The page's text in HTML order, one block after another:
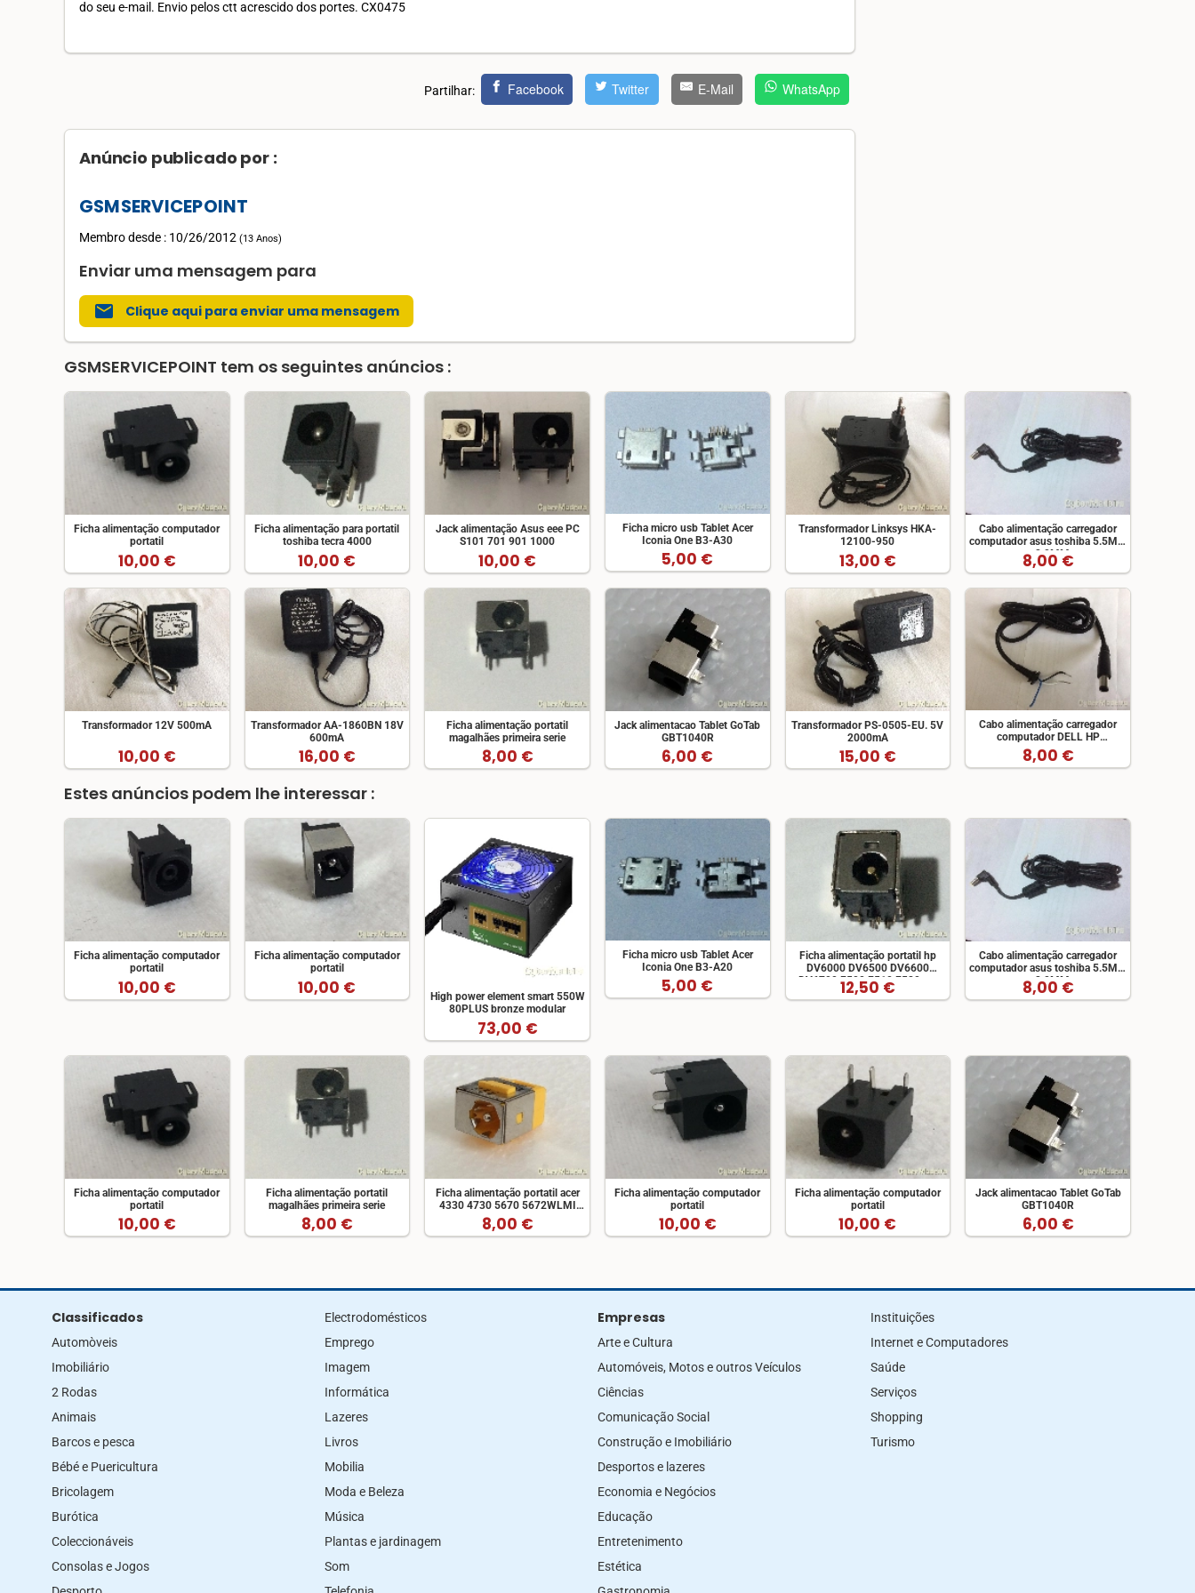
do seu e-mail. Envio pelos ctt acrescido dos portes. CX0475
Partilhar: Facebook Twitter E-Mail WhatsApp
Anúncio publicado por :
GSMSERVICEPOINT
Membro desde : 10/26/2012 (13 Anos)
Enviar uma mensagem para
mail Clique aqui para enviar uma mensagem
GSMSERVICEPOINT tem os seguintes anúncios :
Ficha alimentação computador
portatil
10,00 €
Ficha alimentação para portatil
toshiba tecra 4000
10,00 €
Jack alimentação Asus eee PC
S101 701 901 1000
10,00 €
Ficha micro usb Tablet Acer
Iconia One B3-A30
5,00 €
Transformador Linksys HKA-
12100-950
13,00 €
Cabo alimentação carregador
computador asus toshiba 5.5MM
x 2.0MM
8,00 €
Transformador 12V 500mA
10,00 €
Transformador AA-1860BN 18V
600mA
16,00 €
Ficha alimentação portatil
magalhães primeira serie
8,00 €
Jack alimentacao Tablet GoTab
GBT1040R
6,00 €
Transformador PS-0505-EU. 5V
2000mA
15,00 €
Cabo alimentação carregador
computador DELL HP
7.4x5.0mm x 1.20M
8,00 €
Estes anúncios podem lhe interessar :
Ficha alimentação computador
portatil
10,00 €
Ficha alimentação computador
portatil
10,00 €
High power element smart 550W
80PLUS bronze modular
73,00 €
Ficha micro usb Tablet Acer
Iconia One B3-A20
5,00 €
Ficha alimentação portatil hp
DV6000 DV6500 DV6600
DV6700 F500 F510 F520 etc
12,50 €
Cabo alimentação carregador
computador asus toshiba 5.5MM
x 2.0MM
8,00 €
Ficha alimentação computador
portatil
10,00 €
Ficha alimentação portatil
magalhães primeira serie
8,00 €
Ficha alimentação portatil acer
4330 4730 5670 5672WLMI
5735Z 7520 7535 7735Z
8,00 €
Ficha alimentação computador
portatil
10,00 €
Ficha alimentação computador
portatil
10,00 €
Jack alimentacao Tablet GoTab
GBT1040R
6,00 €
Classificados
Automòveis
Imobiliário
2 Rodas
Animais
Barcos e pesca
Bébé e Puericultura
Bricolagem
Burótica
Coleccionáveis
Consolas e Jogos
Electrodomésticos
Emprego
Imagem
Informática
Lazeres
Livros
Mobilia
Moda e Beleza
Música
Plantas e jardinagem
Som
Empresas
Arte e Cultura
Automóveis, Motos e outros Veículos
Ciências
Comunicação Social
Construção e Imobiliário
Desportos e lazeres
Economia e Negócios
Educação
Entretenimento
Estética
Instituições
Internet e Computadores
Saúde
Serviços
Shopping
Turismo